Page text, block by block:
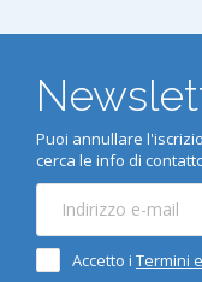
Puoi annullare
cerca le info di
Accetto i Termini